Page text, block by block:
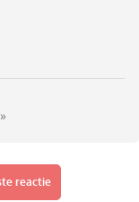
»
reactie